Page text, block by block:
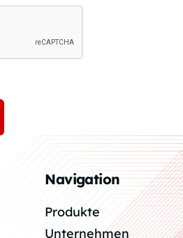
Navigation
Produkte
Unternehmen